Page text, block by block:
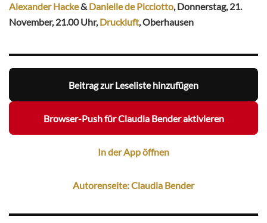
Alexander Hacke& Danielle de Picciotto, Donnerstag, 21.
November, 21.00 Uhr,Druckluft, Oberhausen
Beitrag zur Leseliste hinzufügen
Browser-Push für Claudia Bender aktivieren
In der App öffnen
Autorenseite: Claudia Bender